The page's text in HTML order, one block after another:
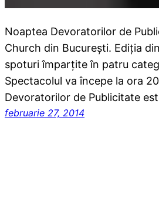
Noaptea Devoratorilor de
Church din Bucureşti. Ediția
spoturi împarțite în patru
Spectacolul va începe la ora
Devoratorilor de Publicitate
februarie 27, 2014